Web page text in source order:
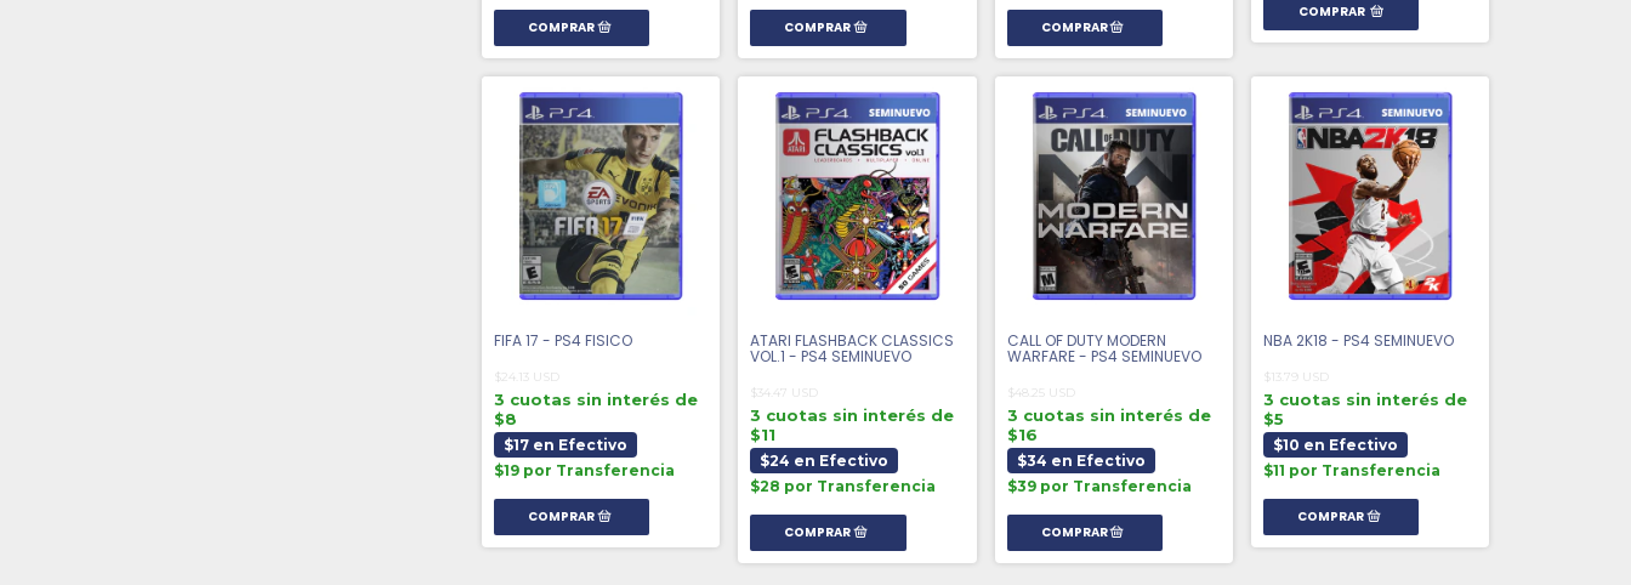
COMPRAR
FIFA 17 - PS4 FISICO
$24.13 USD
3 cuotas sin interés de
$8
$17 en Efectivo
$19 por Transferencia
ATARI FLASHBACK CLASSICS
VOL.1 - PS4 SEMINUEVO
$34.47 USD
3 cuotas sin interés de
$11
$24 en Efectivo
$28 por Transferencia
CALL OF DUTY MODERN
WARFARE - PS4 SEMINUEVO
$48.25 USD
3 cuotas sin interés de
$16
$34 en Efectivo
$39 por Transferencia
NBA 2K18 - PS4 SEMINUEVO
$13.79 USD
3 cuotas sin interés de
$5
$10 en Efectivo
$11 por Transferencia